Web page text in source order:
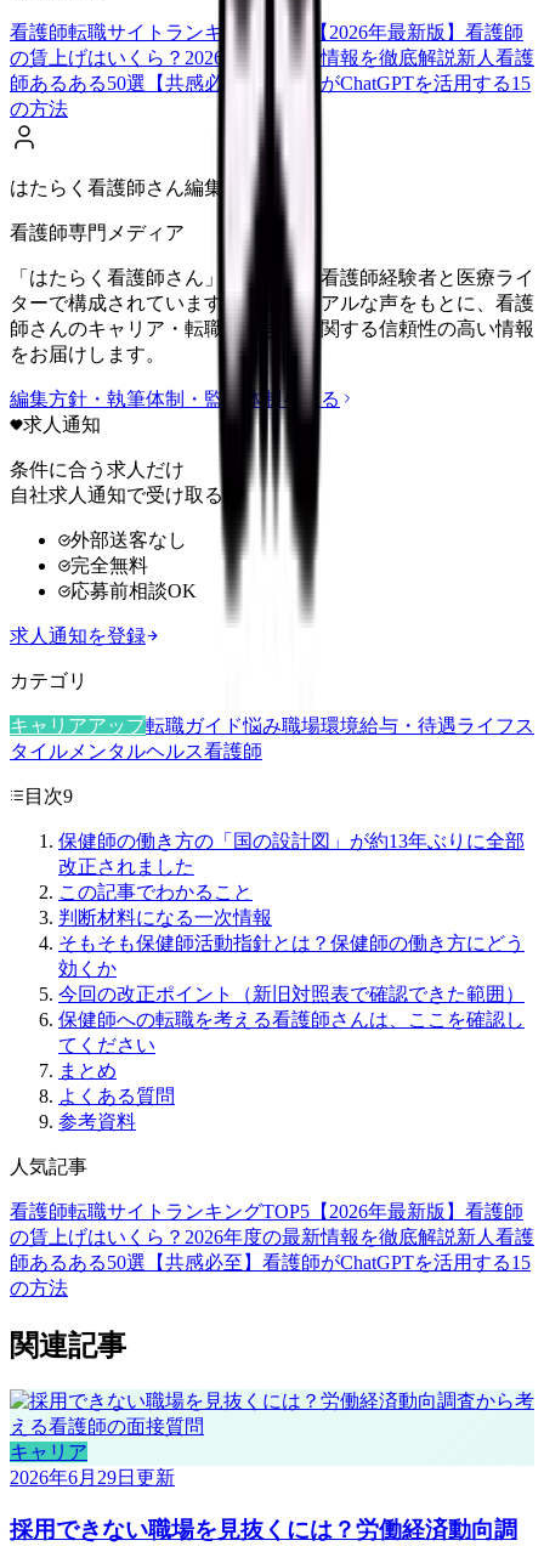
看護師転職サイトランキングTOP5【2026年最新版】 看護師
の賃上げはいくら？2026年度の最新情報を徹底解説新人看護
師あるある50選【共感必至】
看護師がChatGPTを活用する15
の方法
はたらく看護師さん編集部
看護師専門メディア
「はたらく看護師さん」編集部は、看護師経験者と医療ライ
ターで構成されています。現場のリアルな声をもとに、看護
師さんのキャリア・転職・働き方に関する信頼性の高い情報
をお届けします。
編集方針・執筆体制・監修体制を見る
求人通知
条件に合う求人だけ
自社求人通知で受け取る
外部送客なし
完全無料
応募前相談OK
求人通知を登録
カテゴリ
キャリアアップ転職ガイド悩み職場環境給与・待遇ライフス
タイル メンタルヘルス看護師
目次9
保健師の働き方の「国の設計図」が約13年ぶりに全部
改正されました
この記事でわかること
判断材料になる一次情報
そもそも保健師活動指針とは？保健師の働き方にどう
効くか
今回の改正ポイント（新旧対照表で確認できた範囲）
保健師への転職を考える看護師さんは、ここを確認し
てください
まとめ
よくある質問
参考資料
人気記事
看護師転職サイトランキングTOP5【2026年最新版】 看護師
の賃上げはいくら？2026年度の最新情報を徹底解説新人看護
師あるある50選【共感必至】 看護師がChatGPTを活用する15
の方法
関連記事
キャリア
2026年6月29日 更新
採用できない職場を見抜くには？労働経済動向調